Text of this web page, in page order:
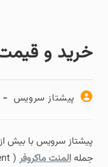
خرید و
پیشتاز سرویس
جملهالمنت ماکروفر